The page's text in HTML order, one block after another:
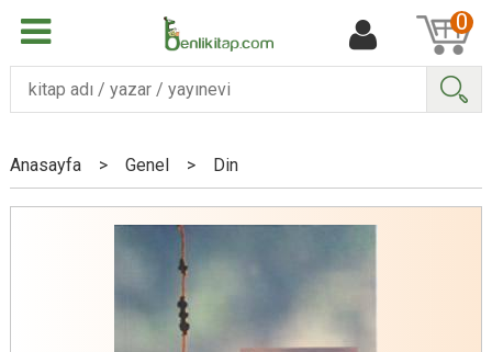
0
Anasayfa > Genel > Din